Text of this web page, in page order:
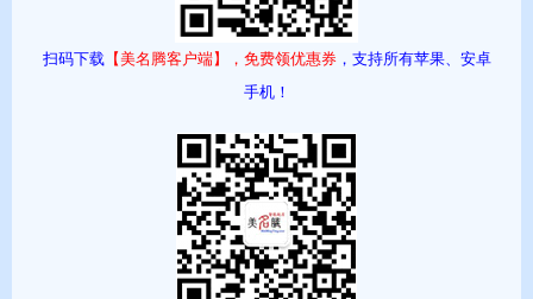
音律朱、思、涛的读音是zhū、sī、tāo，声调为阴平、阴平、阴
从生肖上看，生肖为龙，名字中应有钅部首为吉，锋的部首为钅。
字义益表示增加、益处、益智；锋表示锐利、锐势、锋气，意义优
音律朱、益、锋的读音是zhū、yì、fēng，声调为阴平、去声、阴
扫码下载【美名腾客户端】，免费领优惠券，支持所有苹果、安卓
手机！